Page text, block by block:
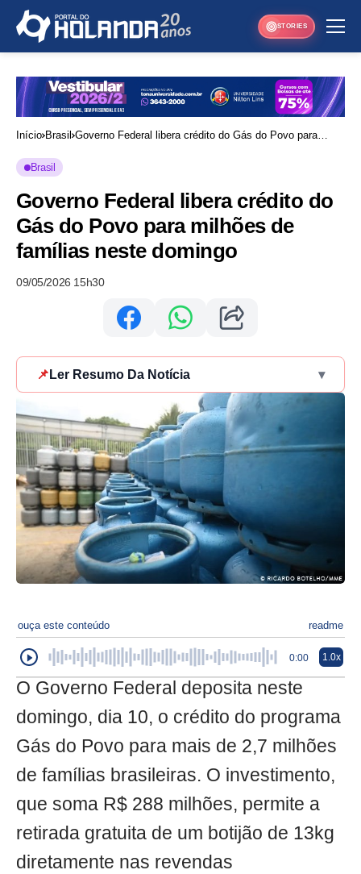
STORIES
Início Brasil Governo Federal libera crédito do Gás do Povo para
Brasil
Governo Federal libera crédito do
Gás do Povo para milhões de
famílias neste domingo
09/05/2026 15h30
📌 Ler Resumo Da Notícia ▾
ouça este conteúdo readme
0:00 1.0x
O Governo Federal deposita neste
domingo, dia 10, o crédito do programa
Gás do Povo para mais de 2,7 milhões
de famílias brasileiras. O investimento,
que soma R$ 288 milhões, permite a
retirada gratuita de um botijão de 13kg
diretamente nas revendas